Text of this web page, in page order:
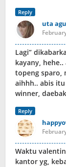
Reply
uta
Lagi”
kayany,
topeng sparo,
aihhh.. abis
winner,
Reply
Waktu
kantor yg,